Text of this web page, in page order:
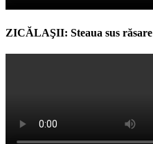
ZICĂLAŞII: Steaua sus răsare